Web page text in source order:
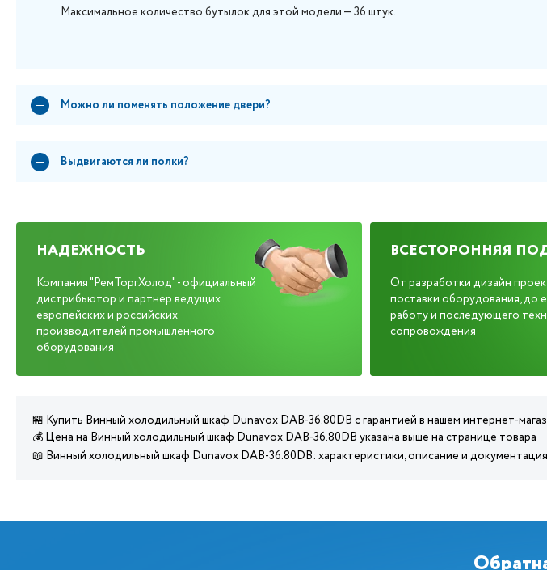
Максимальное количество бутылок для этой модели — 36 штук.
Можно ли поменять положение двери?
Выдвигаются ли полки?
НАДЕЖНОСТЬ
Компания "РемТоргХолод" - официальный
дистрибьютор и партнер ведущих
европейских и российских
производителей промышленного
оборудования
ВСЕСТОРОННЯЯ
От разработки дизайн
поставки оборудования, до
работу и последующего
сопровождения
🏪 Купить Винный холодильный шкаф Dunavox DAB-36.80DB с гарантией в нашем интернет-
💰 Цена на Винный холодильный шкаф Dunavox DAB-36.80DB указана выше на странице товара
📖 Винный холодильный шкаф Dunavox DAB-36.80DB: характеристики, описание и документация